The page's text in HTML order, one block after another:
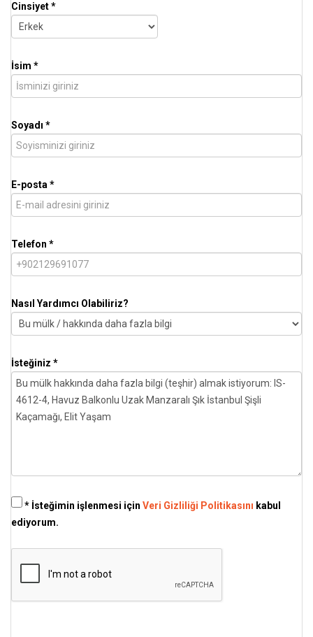
Cinsiyet *
İsim *
Soyadı *
E-posta *
Telefon *
Nasıl Yardımcı Olabiliriz?
İsteğiniz *
* İsteğimin işlenmesi için Veri Gizliliği Politikasını kabul
ediyorum.